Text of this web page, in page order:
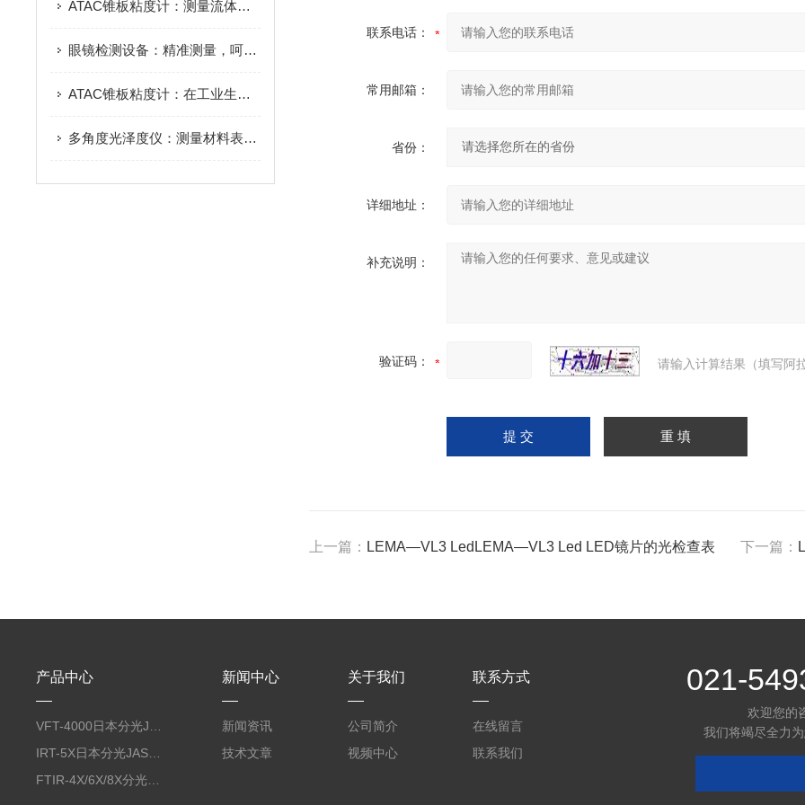
ATAC锥板粘度计：测量流体粘度的仪器
眼镜检测设备：精准测量，呵护双眼
ATAC锥板粘度计：在工业生产中的重要应用
多角度光泽度仪：测量材料表面光泽度的全面解决方案
联系电话：
常用邮箱：
省份：
详细地址：
补充说明：
验证码： 请输入计算结果（填写阿
上一篇： LEMA—VL3 LedLEMA—VL3 Led LED镜片的光检查表 下一篇：
产品中心 新闻中心
新闻资讯
技术文章
关于我们
公司简介
视频中心
联系方式
在线留言
联系我们
021-
欢迎您的
我们将竭尽全力